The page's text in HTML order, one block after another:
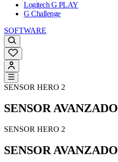
Logitech G PLAY
G Challenge
SOFTWARE
SENSOR HERO 2
SENSOR
SENSOR HERO 2
SENSOR